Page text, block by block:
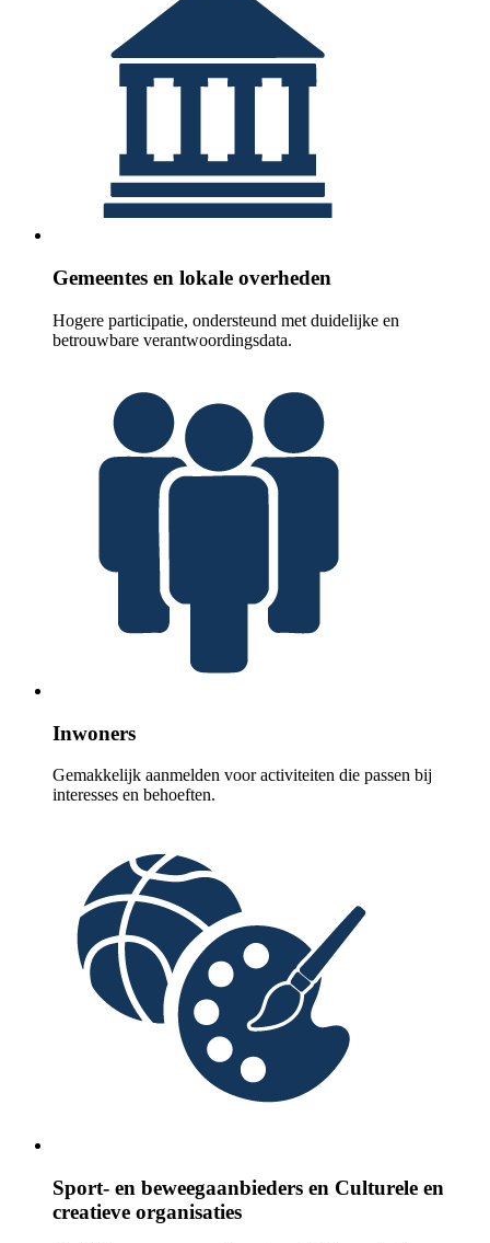
Gemeentes en lokale overheden
Hogere participatie, ondersteund met duidelijke en
betrouwbare verantwoordingsdata.
Inwoners
Gemakkelijk aanmelden voor activiteiten die passen bij
interesses en behoeften.
Sport- en beweegaanbieders en Culturele en
creatieve organisaties